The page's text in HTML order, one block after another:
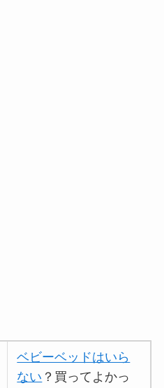
ベビーベッドはいら
ない ？買ってよかっ